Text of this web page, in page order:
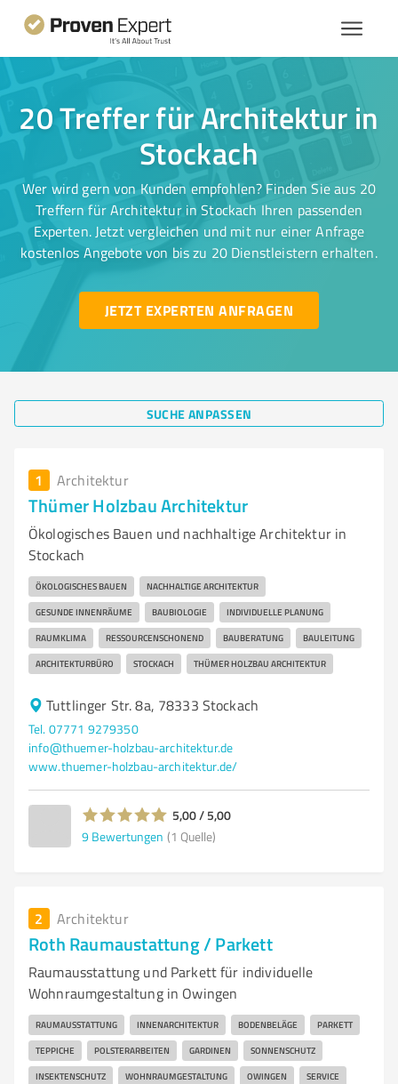
20 Treffer für Architektur in
Stockach
Wer wird gern von Kunden empfohlen? Finden Sie aus 20
Treffern für Architektur in Stockach Ihren passenden
Experten. Jetzt vergleichen und mit nur einer Anfrage
kostenlos Angebote von bis zu 20 Dienstleistern erhalten.
JETZT EXPERTEN ANFRAGEN
SUCHE ANPASSEN
1 Architektur
Thümer Holzbau Architektur
Ökologisches Bauen und nachhaltige Architektur in
Stockach
ÖKOLOGISCHES BAUEN NACHHALTIGE ARCHITEKTUR
GESUNDE INNENRÄUME BAUBIOLOGIE INDIVIDUELLE PLANUNG
RAUMKLIMA RESSOURCENSCHONEND BAUBERATUNG BAULEITUNG
ARCHITEKTURBÜRO STOCKACH THÜMER HOLZBAU ARCHITEKTUR
Tuttlinger Str. 8a, 78333 Stockach
Tel. 07771 9279350
info@thuemer-holzbau-architektur.de
www.thuemer-holzbau-architektur.de/
5,00 / 5,00
9 Bewertungen (1 Quelle)
2 Architektur
Roth Raumaustattung / Parkett
Raumausstattung und Parkett für individuelle
Wohnraumgestaltung in Owingen
RAUMAUSSTATTUNG INNENARCHITEKTUR BODENBELÄGE PARKETT
TEPPICHE POLSTERARBEITEN GARDINEN SONNENSCHUTZ
INSEKTENSCHUTZ WOHNRAUMGESTALTUNG OWINGEN SERVICE